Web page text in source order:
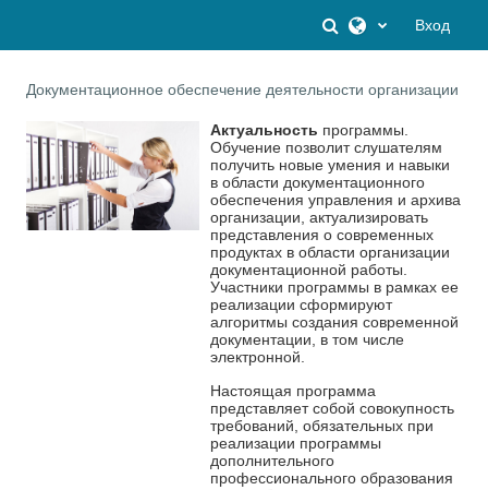
ИзменитьВход
Документационное обеспечение деятельности организации
Актуальность программы.
Обучение позволит слушателям
получить новые умения и навыки
в области документационного
обеспечения управления и архива
организации, актуализировать
представления о современных
продуктах в области организации
документационной работы.
Участники программы в рамках ее
реализации сформируют
алгоритмы создания современной
документации, в том числе
электронной.
Настоящая программа
представляет собой совокупность
требований, обязательных при
реализации программы
дополнительного
профессионального образования